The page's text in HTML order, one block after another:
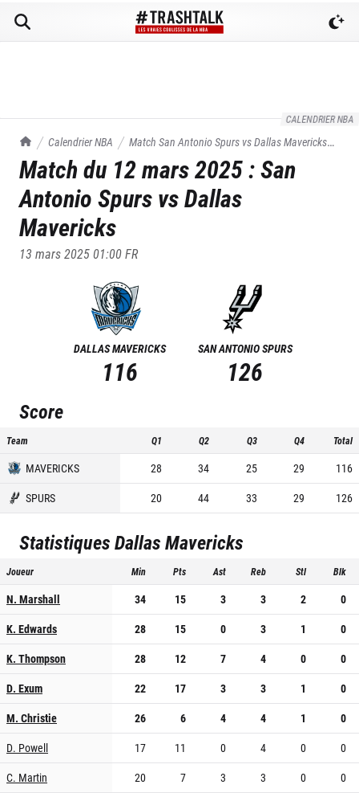
CALENDRIER NBA
TrashTalk Actu NBA
Calendrier NBA Match San Antonio Spurs vsDallas Mavericks
du 12/03/2025
Match du 12 mars 2025:San
Antonio Spurs vsDallas
Mavericks
13 mars 2025 01:00FR
DALLAS MAVERICKS
116
SAN ANTONIO SPURS
126
Score
Team Q1 Q2 Q3 Q4 Total
MAVERICKS 28 34 25 29
116
SPURS
20 44 33 29 126
StatistiquesDallas Mavericks
Joueur Min Pts Ast Reb Stl Blk
N. Marshall 34 15 3 3 2
0
K. Edwards
28 15 0 3 1
0
K. Thompson
28 12 7 4 0
0
D. Exum
22 17 3 3 1
0
M. Christie
26 6 4 4 1
0
D. Powell
17 11 0 4 0
0
C. Martin
20 7 3 3 0
0